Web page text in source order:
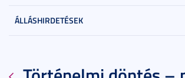
ÁLLÁSHIRDETÉSEK